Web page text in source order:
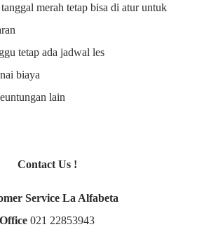
merah tetap bisa di atur untuk
tetap ada jadwal les
biaya
lain
Contact Us !
Service La Alfabeta
Office 021 22853943